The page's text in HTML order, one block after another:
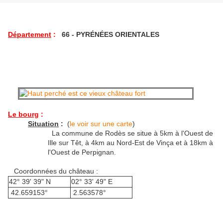
Département : 66 - PYRÉNÉES ORIENTALES
Le bourg :
Situation : (le voir sur une carte)
La commune de Rodès se situe à 5km à l'Ouest de
Ille sur Têt, à 4km au Nord-Est de Vinça et à 18km à
l'Ouest de Perpignan.
Coordonnées du château :
42° 39' 39" N
02° 33' 49" E
42.659153°
2.563578°